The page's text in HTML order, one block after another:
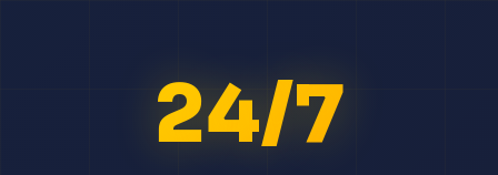
24/7